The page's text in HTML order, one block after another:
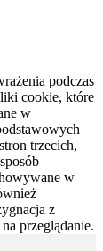
podczas
cookie, które
w
trzecich,
w
z
przeglądanie.